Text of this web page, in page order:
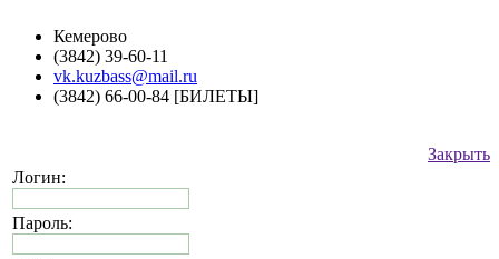
Кемерово
(3842) 39-60-11
vk.kuzbass@mail.ru
(3842) 66-00-84 [БИЛЕТЫ]
Закрыть
Логин:
Пароль: